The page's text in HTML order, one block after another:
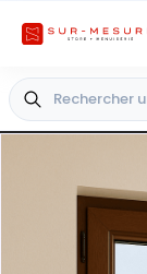
Besoin d'aide